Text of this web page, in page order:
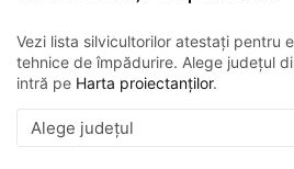
Vezi lista silvicultorilor atestați pentru
tehnice de împădurire. Alege județul
intră pe Harta proiectanților.